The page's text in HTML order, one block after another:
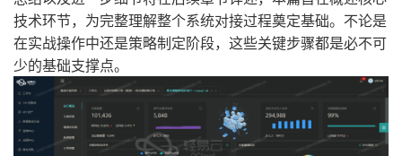
技术环节，为完整理解整个系统对接过程奠定基础。不论是
在实战操作中还是策略制定阶段，这些关键步骤都是必不可
少的基础支撑点。